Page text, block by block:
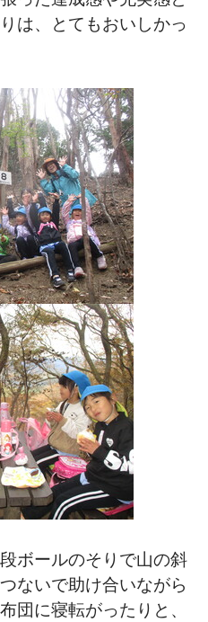
は、とてもおいしかっ
ボールのそりで山の斜
ないで助け合いながら
団に寝転がったりと、